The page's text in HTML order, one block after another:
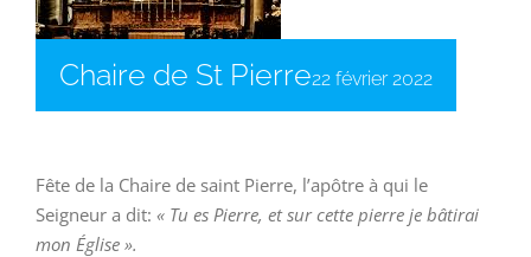
Chaire de St Pierre22 février 2022
Fête de la Chaire de saint Pierre, l’apôtre à qui le
Seigneur a dit: « Tu es Pierre, et sur cette pierre je bâtirai
mon Église ».